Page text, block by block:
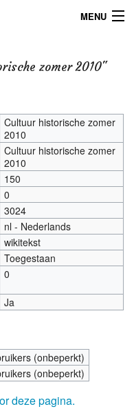
MENU
zomer 2010"
Cultuur historische zomer
2010
Cultuur historische zomer
2010
150
0
3024
nl - Nederlands
wikitekst
Toegestaan
0
Ja
(onbeperkt)
(onbeperkt)
deze pagina.